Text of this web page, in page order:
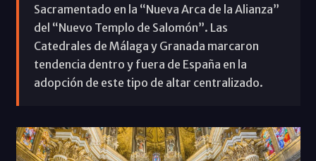
Sacramentado en la “Nueva Arca de la Alianza”
del “Nuevo Templo de Salomón”. Las
Catedrales de Málaga y Granada marcaron
tendencia dentro y fuera de España en la
adopción de este tipo de altar centralizado.